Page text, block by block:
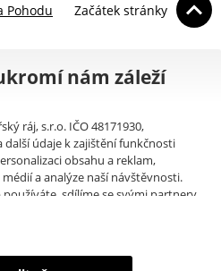
Pohodu
Začátek stránky
nám záleží
ráj, s.r.o. IČO 48171930,
údaje k zajištění funkčnosti
obsahu a reklam,
a analýze naší návštěvnosti.
sdílíme se svými partnery
Google používá. Partneři tyto
toho, že používáte jejich